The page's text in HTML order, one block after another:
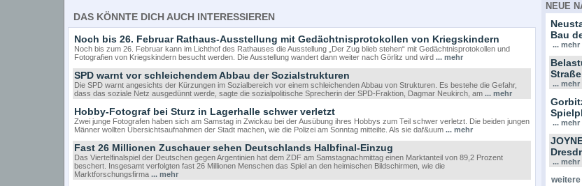
DAS KÖNNTE DICH AUCH INTERESSIEREN
Noch bis 26. Februar Rathaus-Ausstellung mit Gedächtnisprotokollen von Kriegskindern
Noch bis zum 26. Februar kann im Lichthof des Rathauses die Ausstellung „Der Zug blieb stehen“ mit Gedächtnisprotokollen und
Fotografien von Kriegskindern besucht werden. Die Ausstellung wandert dann weiter nach Görlitz und wird ... mehr
SPD warnt vor schleichendem Abbau der Sozialstrukturen
Die SPD warnt angesichts der Kürzungen im Sozialbereich vor einem schleichenden Abbau von Strukturen. Es bestehe die Gefahr,
dass das soziale Netz ausgedünnt werde, sagte die sozialpolitische Sprecherin der SPD-Fraktion, Dagmar Neukirch, am ... mehr
Hobby-Fotograf bei Sturz in Lagerhalle schwer verletzt
Zwei junge Fotografen haben sich am Samstag in Zwickau bei der Ausübung ihres Hobbys zum Teil schwer verletzt. Die beiden jungen
Männer wollten Übersichtsaufnahmen der Stadt machen, wie die Polizei am Sonntag mitteilte. Als sie daf&uum ... mehr
Fast 26 Millionen Zuschauer sehen Deutschlands Halbfinal-Einzug
Das Viertelfinalspiel der Deutschen gegen Argentinien hat dem ZDF am Samstagnachmittag einen Marktanteil von 89,2 Prozent
beschert. Insgesamt verfolgten fast 26 Millionen Menschen das Spiel an den heimischen Bildschirmen, wie die
Marktforschungsfirma ... mehr
NEUE
Bau
... mehr
Straße
... mehr
... mehr
... mehr
weitere